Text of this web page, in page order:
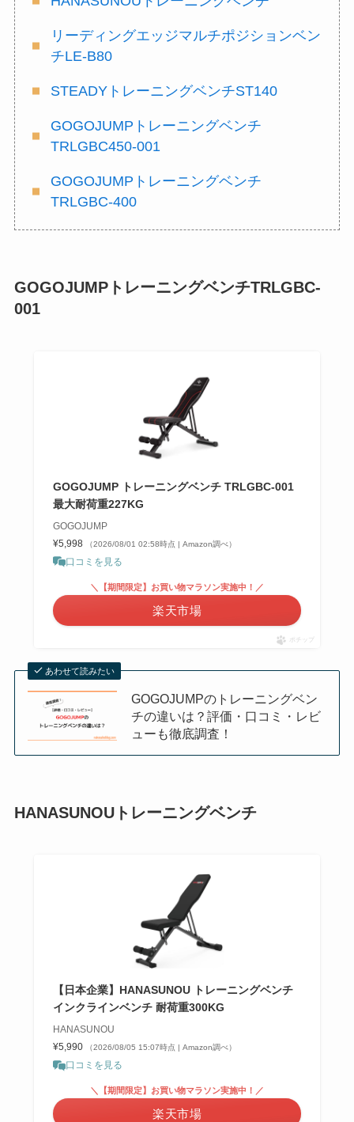
リーディングエッジマルチポジションベン
チLE-B80
STEADYトレーニングベンチST140
GOGOJUMPトレーニングベンチ
TRLGBC450-001
GOGOJUMPトレーニングベンチ
TRLGBC-400
GOGOJUMPトレーニングベンチTRLGBC-
001
GOGOJUMP トレーニングベンチ TRLGBC-001
最大耐荷重227KG
GOGOJUMP
¥5,998
（2026/08/01 02:58時点 | Amazon調べ）
口コミを見る
＼【期間限定】お買い物マラソン実施中！／
楽天市場
ポチップ
あわせて読みたい
GOGOJUMPのトレーニングベン
チの違いは？評価・口コミ・レビ
ューも徹底調査！
HANASUNOUトレーニングベンチ
【日本企業】HANASUNOU トレーニングベンチ
インクラインベンチ 耐荷重300KG
HANASUNOU
¥5,990
（2026/08/05 15:07時点 | Amazon調べ）
口コミを見る
＼【期間限定】お買い物マラソン実施中！／
楽天市場